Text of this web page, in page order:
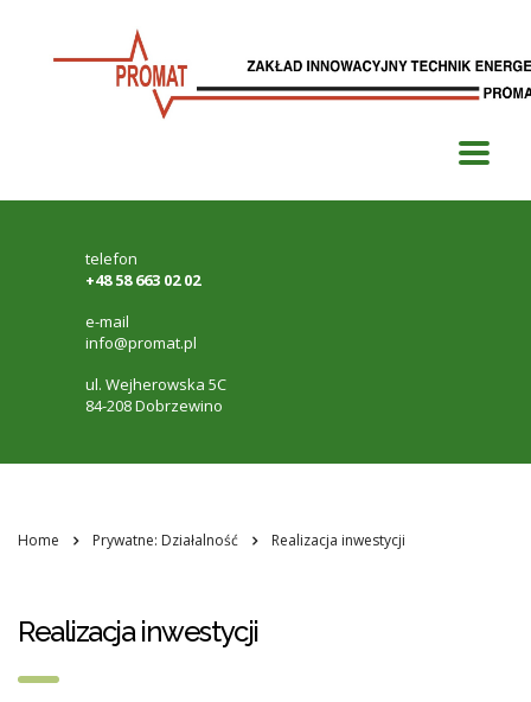
telefon
+48 58 663 02 02
e-mail
info@promat.pl
ul. Wejherowska 5C
84-208 Dobrzewino
Home Prywatne: Działalność Realizacja inwestycji
Realizacja inwestycji